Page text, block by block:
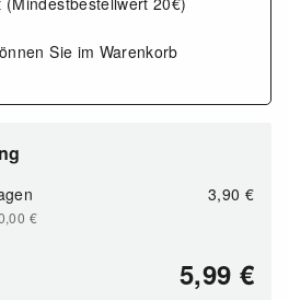
Sie im Warenkorb
3,90 €
€
5,99 €